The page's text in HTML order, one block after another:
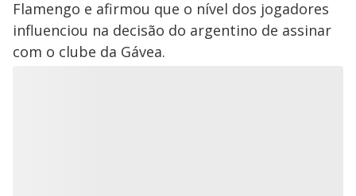
Flamengo e afirmou que o nível dos jogadores
influenciou na decisão do argentino de assinar
com o clube da Gávea.